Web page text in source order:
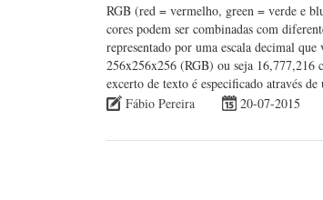
RGB (red = vermelho, green = verde e
cores podem ser combinadas com
representado por uma escala decimal
256x256x256 (RGB) ou seja 16,777,216
excerto de texto é especificado através
Fábio Pereira
20-07-2015